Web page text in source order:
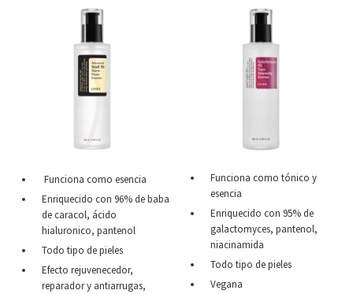
Funciona como esencia
Enriquecido con 96% de baba
de caracol, ácido
hialuronico, pantenol
Todo tipo de pieles
Efecto rejuvenecedor,
reparador y antiarrugas,
Funciona como tónico y
esencia
Enriquecido con 95% de
galactomyces, pantenol,
niacinamida
Todo tipo de pieles
Vegana